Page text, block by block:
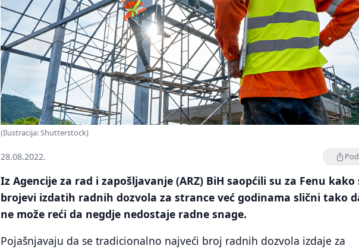
(Ilustracija: Shutterstock)
28.08.2022.
Iz Agencije za rad i zapošljavanje (ARZ) BiH saopćili su za Fenu kako
brojevi izdatih radnih dozvola za strance već godinama slični tako
ne može reći da negdje nedostaje radne snage.
Pojašnjavaju da se tradicionalno najveći broj radnih dozvola izdaje za